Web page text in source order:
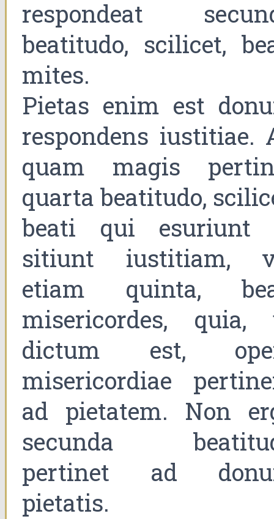
respondeat
beatitudo, scilicet,
mites.
Pietas enim est
respondens iustitiae.
quam magis
quarta beatitudo,
beati qui esuriunt
sitiunt iustitiam,
etiam quinta,
misericordes, quia,
dictum est,
misericordiae
ad pietatem. Non
secunda
pertinet ad
pietatis.